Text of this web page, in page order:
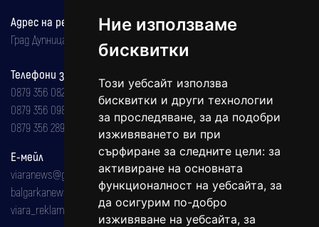
Ние използваме
бисквитки
Този уебсайт използва
бисквитки и други технологии
за проследяване, за да подобри
изживяването ви при
сърфиране за следните цели: за
активиране на основната
функционалност на уебсайта, за
да осигурим по-добро
изживяване на уебсайта, за
Адрес на редакцията
Град Дупница, ул.''Христо Ботев" 43
Телефони за реклама и абонаменти
0879 356 082
0879 356 098
0879 356 289
Е-мейл
viaranews@gmail.com
balgarkanews@gmail.com
viara_reklama@mail.bg